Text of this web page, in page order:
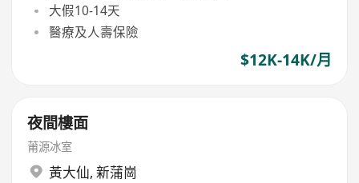
大假10-14天
醫療及人壽保險
$12K-14K/月
夜間樓面
莆源冰室
黃大仙, 新蒲崗